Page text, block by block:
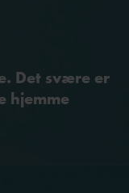
Det svære er
hjemme